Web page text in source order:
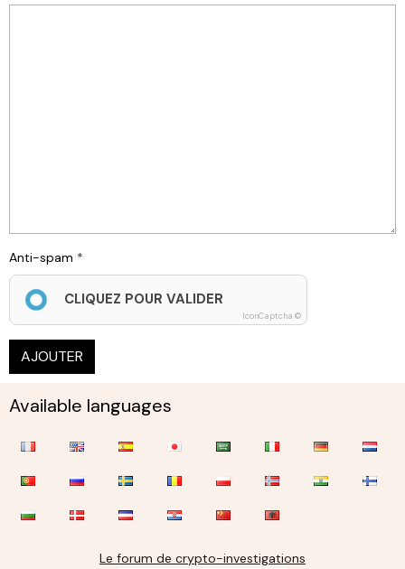
Anti-spam
CLIQUEZ POUR VALIDER
IconCaptcha ©
AJOUTER
Available languages
Le forum de crypto-investigations